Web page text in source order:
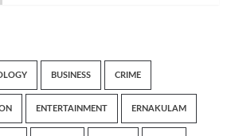
BUSINESS CRIME
ENTERTAINMENT ERNAKULAM